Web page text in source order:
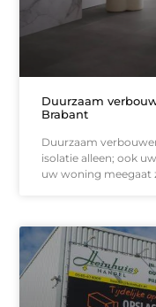
Duurzaam
Brabant
Duurzaam
isolatie alleen; ook
uw woning meegaat